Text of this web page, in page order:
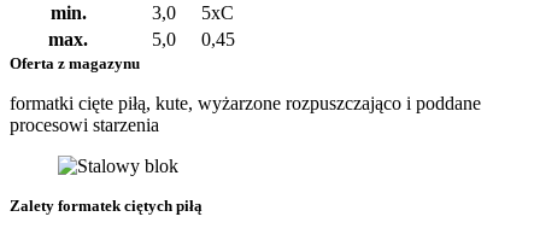
min.
3,0
5xC
max.
5,0 0,45
Oferta z magazynu
formatki cięte piłą, kute, wyżarzone rozpuszczająco i poddane
procesowi starzenia
Zalety formatek ciętych piłą